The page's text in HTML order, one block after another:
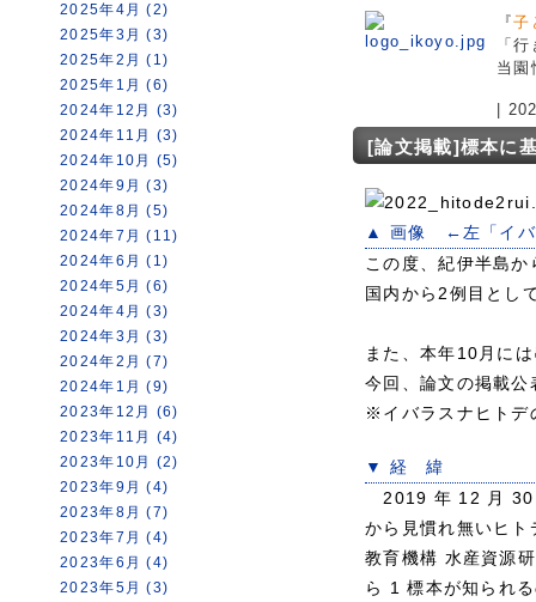
2025年4月 (2)
2025年3月 (3)
2025年2月 (1)
2025年1月 (6)
2024年12月 (3)
2024年11月 (3)
2024年10月 (5)
2024年9月 (3)
2024年8月 (5)
2024年7月 (11)
2024年6月 (1)
2024年5月 (6)
2024年4月 (3)
2024年3月 (3)
2024年2月 (7)
2024年1月 (9)
2023年12月 (6)
2023年11月 (4)
2023年10月 (2)
2023年9月 (4)
2023年8月 (7)
2023年7月 (4)
2023年6月 (4)
2023年5月 (3)
『子
「
当園
|
[論文掲載]標本に
▲ 画像 ←左「イ
この度、紀伊半島
国内から2例目とし
また、本年10月に
今回、論文の掲載
※イバラスナヒトデ
▼ 経 緯
2019 年 12 月 30
から見慣れ無いヒ
教育機構 水産資源
ら 1 標本が知られ